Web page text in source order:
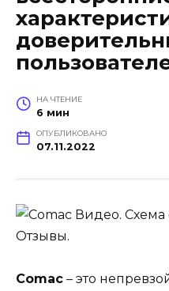
НА ЧТЕНИЕ
6 мин
ОПУБЛИКОВАНО
07.11.2022
Comac – это